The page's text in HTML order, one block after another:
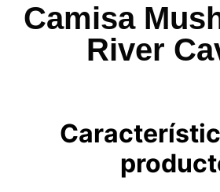
Camisa
River